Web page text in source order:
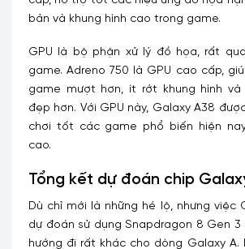
bản và khung hình cao trong game.
GPU là bộ phận xử lý đồ họa, rất
game. Adreno 750 là GPU cao cấp,
game mượt hơn, ít rớt khung hình
đẹp hơn. Với GPU này, Galaxy A38
chơi tốt các game phổ biến hiện
cao.
Tổng kết dự đoán chip
Dù chỉ mới là những hé lộ, nhưng việc
dự đoán sử dụng Snapdragon 8 Gen
hướng đi rất khác cho dòng Galaxy A.